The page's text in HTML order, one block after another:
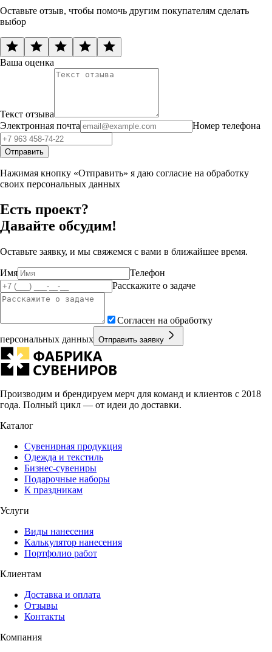
Оставьте отзыв, чтобы помочь другим покупателям сделать
выбор
Ваша оценка
Текст отзыва
Электронная почта
Номер телефона
Отправить
Нажимая кнопку «Отправить» я даю согласие на обработку
своих персональных данных
Есть проект?
Давайте обсудим!
Оставьте заявку, и мы свяжемся с вами в ближайшее время.
Имя
Телефон
Расскажите о задаче
Согласен на обработку
персональных данных Отправить заявку
Производим и брендируем мерч для команд и клиентов с 2018
года. Полный цикл — от идеи до доставки.
Каталог
Сувенирная продукция
Одежда и текстиль
Бизнес-сувениры
Подарочные наборы
К праздникам
Услуги
Виды нанесения
Калькулятор нанесения
Портфолио работ
Клиентам
Доставка и оплата
Отзывы
Контакты
Компания